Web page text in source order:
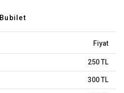
Bubilet
Fiyat
250 TL
300 TL